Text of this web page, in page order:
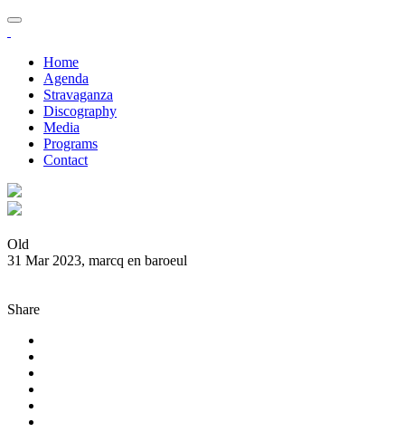
Home
Agenda
Stravaganza
Discography
Media
Programs
Contact
Old
31 Mar 2023, marcq en baroeul
Share